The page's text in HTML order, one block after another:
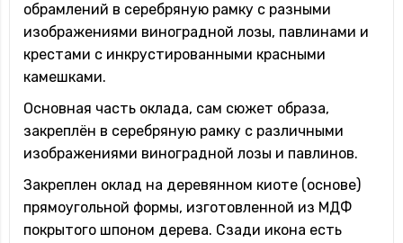
обрамлений в серебряную рамку с разными
изображениями виноградной лозы, павлинами и
крестами с инкрустированными красными
камешками.
Основная часть оклада, сам сюжет образа,
закреплён в серебряную рамку с различными
изображениями виноградной лозы и павлинов.
Закреплен оклад на деревянном киоте (основе)
прямоугольной формы, изготовленной из МДФ
покрытого шпоном дерева. Сзади икона есть